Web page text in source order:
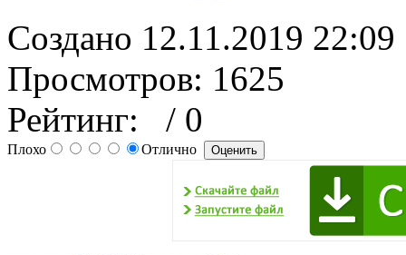
Создано 12.11.2019 22:09
Просмотров: 1625
Рейтинг:
/ 0
Плохо Отлично